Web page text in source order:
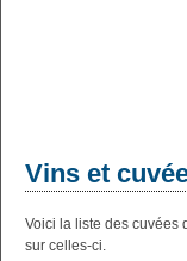
Vins et
Voici la liste des cuvées
sur celles-ci.